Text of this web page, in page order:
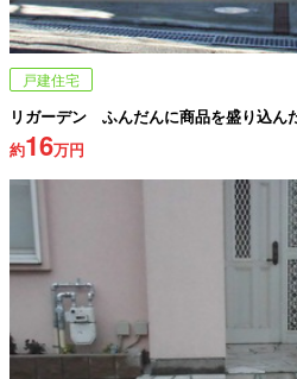
戸建住宅
リガーデン ふんだんに商品を盛り込ん
約16万円